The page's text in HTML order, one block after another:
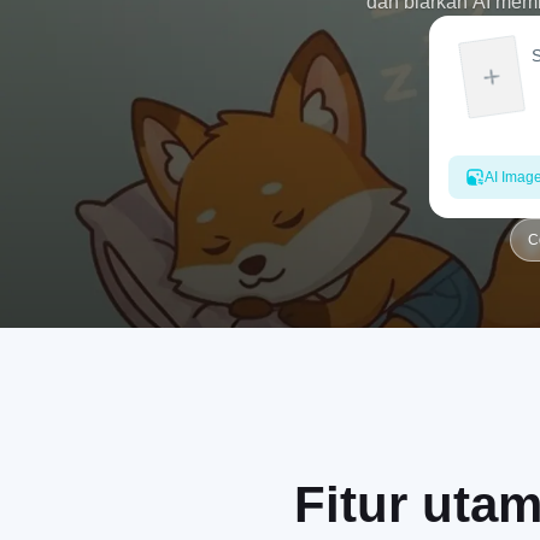
AI Image
Fitur